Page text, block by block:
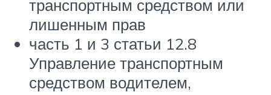
транспортным средством или
лишенным прав
часть 1 и 3 статьи 12.8
Управление транспортным
средством водителем,